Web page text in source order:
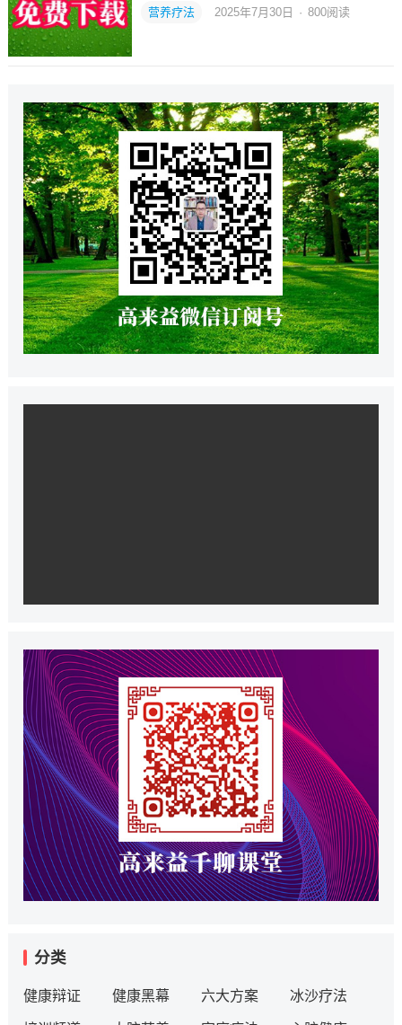
营养疗法 2025年7月30日 · 800阅读
分类
健康辩证 健康黑幕 六大方案 冰沙疗法